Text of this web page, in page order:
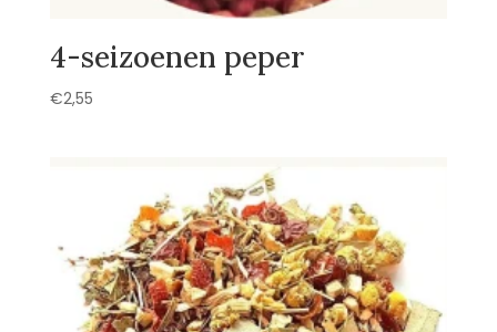
4-seizoenen peper
€2,55